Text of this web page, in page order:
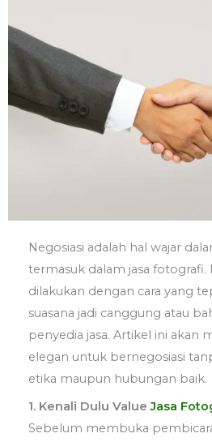
Negosiasi adalah hal wajar
termasuk dalam jasa fotografi.
dilakukan dengan cara yang
suasana jadi canggung atau
penyedia jasa. Artikel ini akan
elegan untuk bernegosiasi
etika maupun hubungan baik.
1. Kenali Dulu ValueJasa
Sebelum membuka